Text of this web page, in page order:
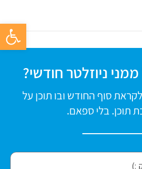
פתח
ניוזלטר חודשי?
סוף החודש ובו תוכן על
תוכן. בלי ספאם.